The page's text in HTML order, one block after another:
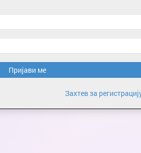
Пријави ме
Захтев за